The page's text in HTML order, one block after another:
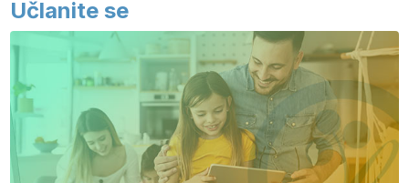
Učlanite se